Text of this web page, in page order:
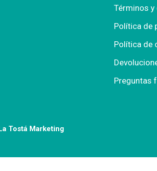
Términos
Política de
Política de
Preguntas
Tostá Marketing